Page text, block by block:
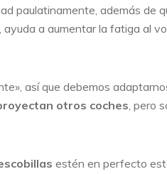
paulatinamente, además de
ayuda a aumentar la fatiga al
así que debemos
otros coches, pero
estén en perfecto